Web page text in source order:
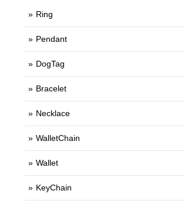
Ring
Pendant
DogTag
Bracelet
Necklace
WalletChain
Wallet
KeyChain